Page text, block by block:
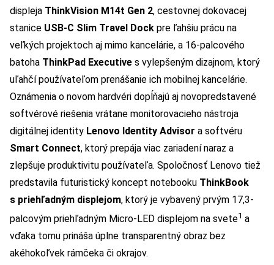
displeja ThinkVision M14t Gen 2, cestovnej dokovacej
stanice USB-C Slim Travel Dock pre ľahšiu prácu na
veľkých projektoch aj mimo kancelárie, a 16-palcového
batoha ThinkPad Executive s vylepšeným dizajnom, ktorý
uľahčí používateľom prenášanie ich mobilnej kancelárie.
Oznámenia o novom hardvéri dopĺňajú aj novopredstavené
softvérové riešenia vrátane monitorovacieho nástroja
digitálnej identity Lenovo Identity Advisor a softvéru
Smart Connect, ktorý prepája viac zariadení naraz a
zlepšuje produktivitu používateľa. Spoločnosť Lenovo tiež
predstavila futuristický koncept notebooku ThinkBook
s priehľadným displejom, ktorý je vybavený prvým 17,3-
palcovým priehľadným Micro-LED displejom na svete1 a
vďaka tomu prináša úplne transparentný obraz bez
akéhokoľvek rámčeka či okrajov.